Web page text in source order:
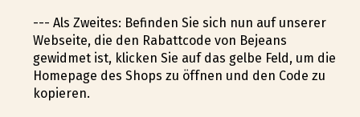
--- Als Zweites: Befinden Sie sich nun auf unserer
Webseite, die den Rabattcode von Bejeans
gewidmet ist, klicken Sie auf das gelbe Feld, um die
Homepage des Shops zu öffnen und den Code zu
kopieren.